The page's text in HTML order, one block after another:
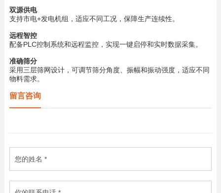
双源供电
支持市电+发电机组，适应不同工况，保障生产连续性。
远程智控
配备PLC控制系统和远程监控，实现一键启停和实时数据采集。
准确筛分
采用三层筛网设计，可调节筛分角度、振幅和振动强度，适应不同
物料需求。
留言咨询